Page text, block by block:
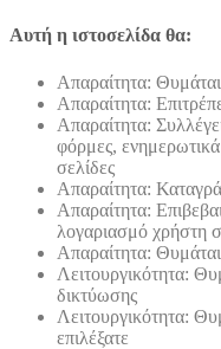
Αυτή η ιστοσελίδα θα:
Απαραίτητα:
Απαραίτητα:
Απαραίτητα:
φόρμες, ενημερωτικά
σελίδες
Απαραίτητα:
Απαραίτητα:
λογαριασμό χρήστη
Απαραίτητα:
Λειτουργικότητα:
δικτύωσης
Λειτουργικότητα:
επιλέξατε